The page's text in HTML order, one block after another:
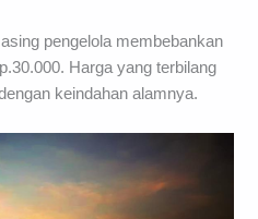
pengelola membebankan
Harga yang terbilang
keindahan alamnya.